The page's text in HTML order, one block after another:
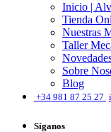
Inicio |
Tienda
Nuestras
Taller
Sobre
Blog
+34 981 87 25 27
Síganos